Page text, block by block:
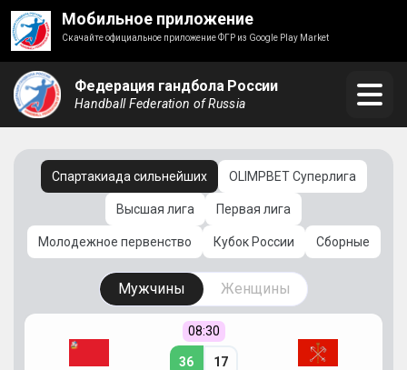
Мобильное приложение
Скачайте официальное приложение ФГР из Google Play Market
Федерация гандбола России
Handball Federation of Russia
Спартакиада сильнейших OLIMPBET Суперлига
Высшая лига Первая лига
Молодежное первенство Кубок России Сборные
Мужчины Женщины
08:30
36 17